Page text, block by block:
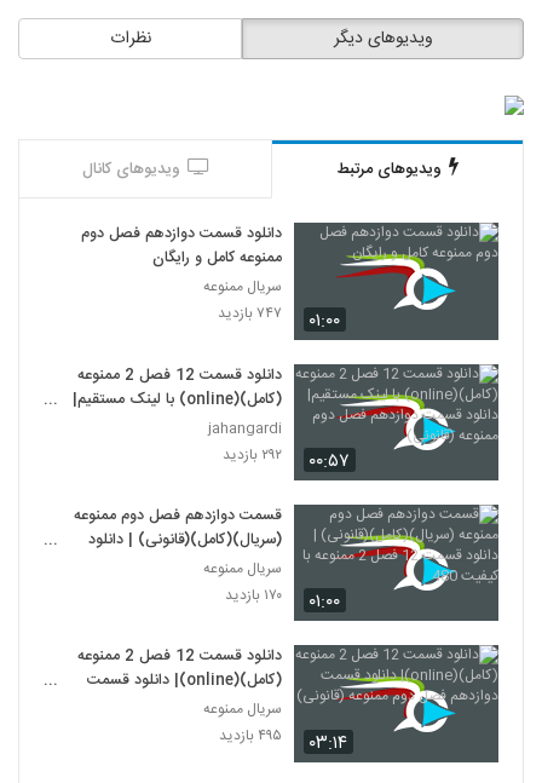
نظرات ویدیوهای دیگر
ویدیوهای مرتبط ویدیوهای کانال
۰۱:۰۰
دانلود قسمت دوازدهم فصل دوم
ممنوعه کامل و رایگان
سریال ممنوعه
۷۴۷ بازدید
۰۰:۵۷
دانلود قسمت 12 فصل 2 ممنوعه
(کامل)(online) با لینک مستقیم|
دانلود قسمت دوازدهم فصل دوم
ممنوعه (قانونی)
jahangardi
۲۹۲ بازدید
۰۱:۰۰
قسمت دوازدهم فصل دوم ممنوعه
(سریال)(کامل)(قانونی) | دانلود
480
سریال ممنوعه
۱۷۰ بازدید
۰۳:۱۴
دانلود قسمت 12 فصل 2 ممنوعه
(کامل)(online)| دانلود قسمت
دوازدهم فصل دوم ممنوعه (قانونی)
سریال ممنوعه
۴۹۵ بازدید